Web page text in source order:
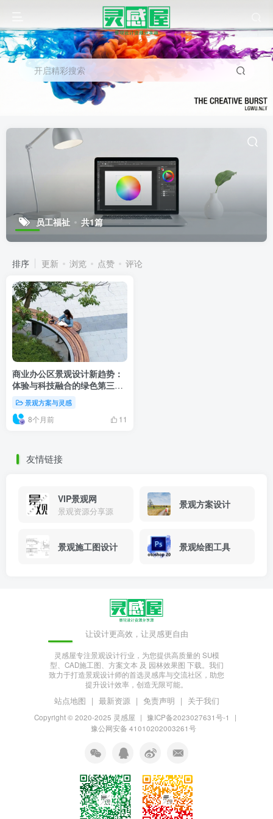
开启精彩搜索
员工福祉 共1篇
排序 更新 浏览 点赞 评论
商业办公区景观设计新趋势：
体验与科技融合的绿色第三空
间
景观方案与灵感
8个月前 11
友情链接
VIP景观网
景观资源分享源
景观方案设计
景观施工图设计 景观绘图工具
让设计更高效，让灵感更自由
灵感屋专注景观设计行业，为您提供高质量的 SU模
型、CAD施工图、方案文本 及 园林效果图 下载。我们
致力于打造景观设计师的首选灵感库与交流社区，助您
提升设计效率，创造无限可能。
站点地图 | 最新资源 | 免责声明 | 关于我们
Copyright © 2020-2025 灵感屋 | 豫ICP备2023027631号-1
|
豫公网安备 41010202003261号